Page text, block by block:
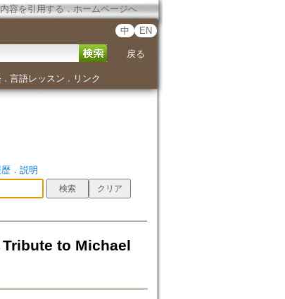
容を引用する ． ホームページへ
中 EN
戻る
． 言語レッスン ． リンク
． 説明
to Michael